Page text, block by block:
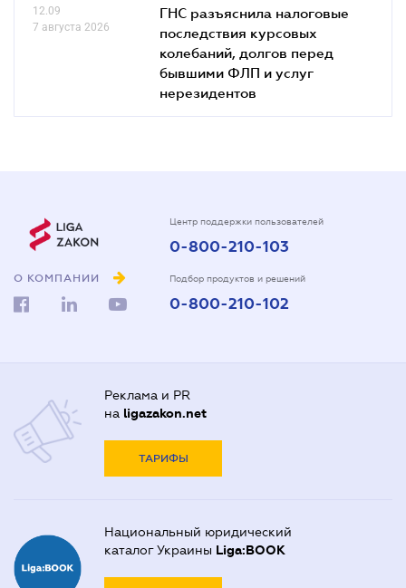
12.09
7 августа 2026
ГНС разъяснила налоговые
последствия курсовых
колебаний, долгов перед
бывшими ФЛП и услуг
нерезидентов
О КОМПАНИИ
Центр поддержки пользователей
0-800-210-103
Подбор продуктов и решений
0-800-210-102
Реклама и PR
на ligazakon.net
ТАРИФЫ
Национальный юридический
каталог Украины Liga:BOOK